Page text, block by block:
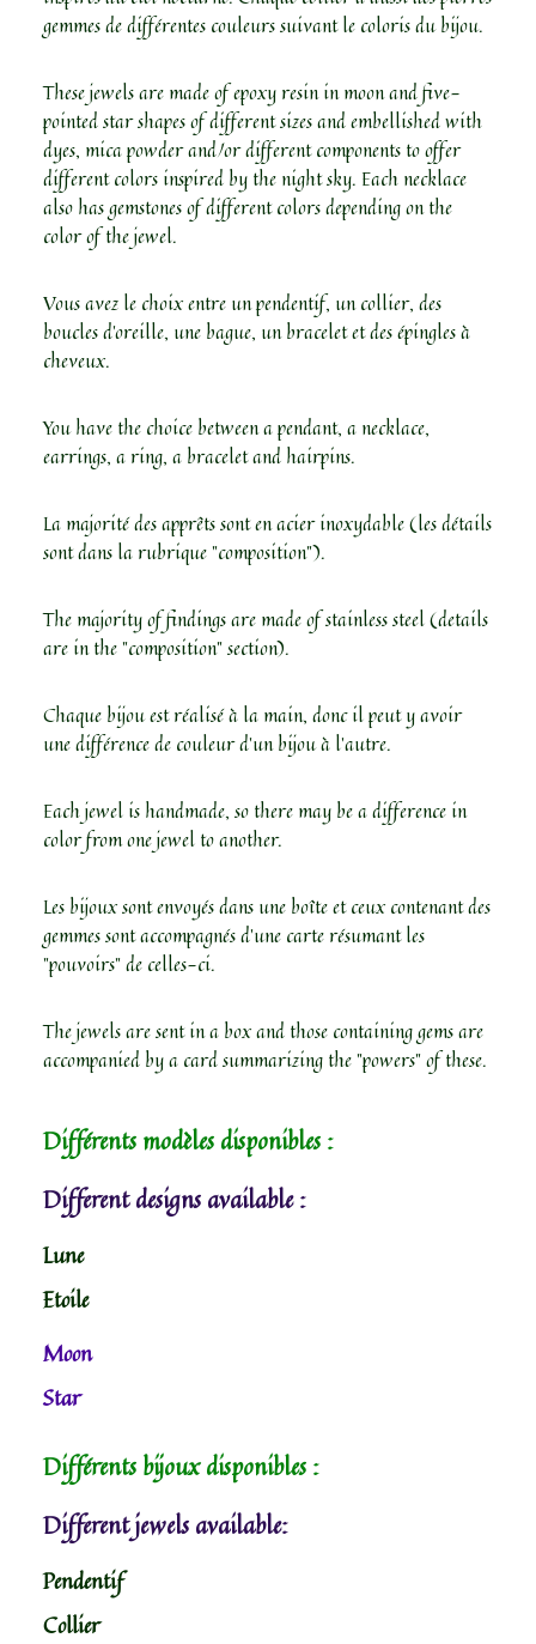
gemmes de différentes couleurs suivant le coloris du bijou.
These jewels are made of epoxy resin in moon and five-
pointed star shapes of different sizes and embellished with
dyes, mica powder and/or different components to offer
different colors inspired by the night sky. Each necklace
also has gemstones of different colors depending on the
color of the jewel.
Vous avez le choix entre un pendentif, un collier, des
boucles d’oreille, une bague, un bracelet et des épingles à
cheveux.
You have the choice between a pendant, a necklace,
earrings, a ring, a bracelet and hairpins.
La majorité des apprêts sont en acier inoxydable (les détails
sont dans la rubrique "composition").
The majority of findings are made of stainless steel (details
are in the "composition" section).
Chaque bijou est réalisé à la main, donc il peut y avoir
une différence de couleur d’un bijou à l’autre.
Each jewel is handmade, so there may be a difference in
color from one jewel to another.
Les bijoux sont envoyés dans une boîte et ceux contenant des
gemmes sont accompagnés d’une carte résumant les
"pouvoirs" de celles-ci.
The jewels are sent in a box and those containing gems are
accompanied by a card summarizing the "powers" of these.
Différents modèles disponibles :
Different designs available :
Lune
Etoile
Moon
Star
Différents bijoux disponibles :
Different jewels available:
Pendentif
Collier